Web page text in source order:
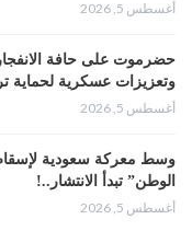
أغسطس 5, 2026
حضرموت على حافة
وتعزيزات عسكرية لحماية
أغسطس 5, 2026
وسط معركة سعودية لإسقاط
الوطن” تبدأ الانتشار..!
أغسطس 5, 2026